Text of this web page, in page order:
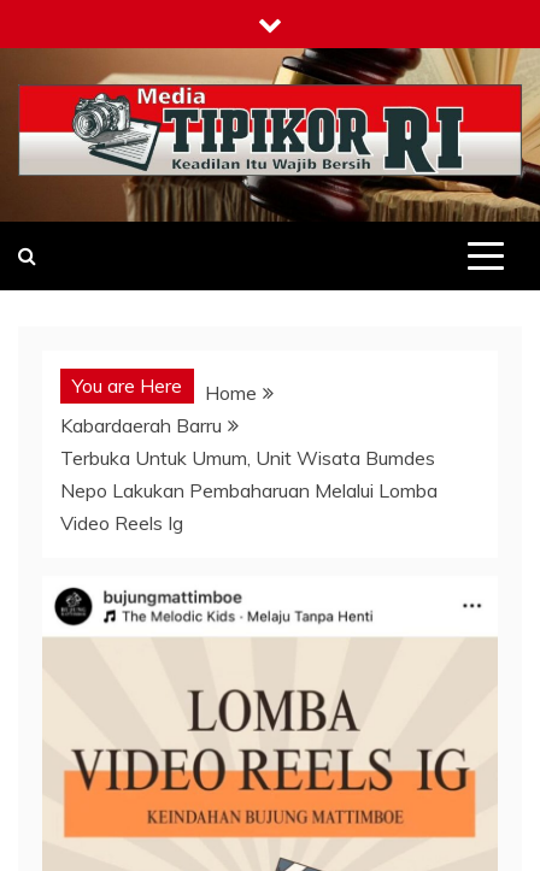
to
content
Tipikor-ri-online.my.id
Keadilan Itu Wajib Bersih
You are Here
Home
Kabardaerah Barru
Terbuka Untuk Umum, Unit Wisata Bumdes
Nepo Lakukan Pembaharuan Melalui Lomba
Video Reels Ig